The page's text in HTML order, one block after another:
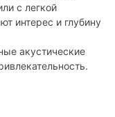
с легкой
интерес и глубину
акустические